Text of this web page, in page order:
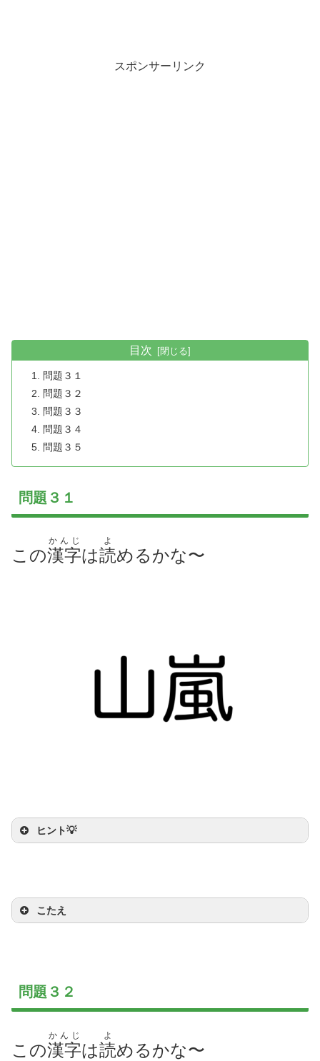
スポンサーリンク
目次
問題３１
問題３２
問題３３
問題３４
問題３５
問題３１
この漢字
かんじ
は読
よ
めるかな〜
ヒント💡
るよ
こたえ
問題３２
この漢字
かんじ
は読
よ
めるかな〜